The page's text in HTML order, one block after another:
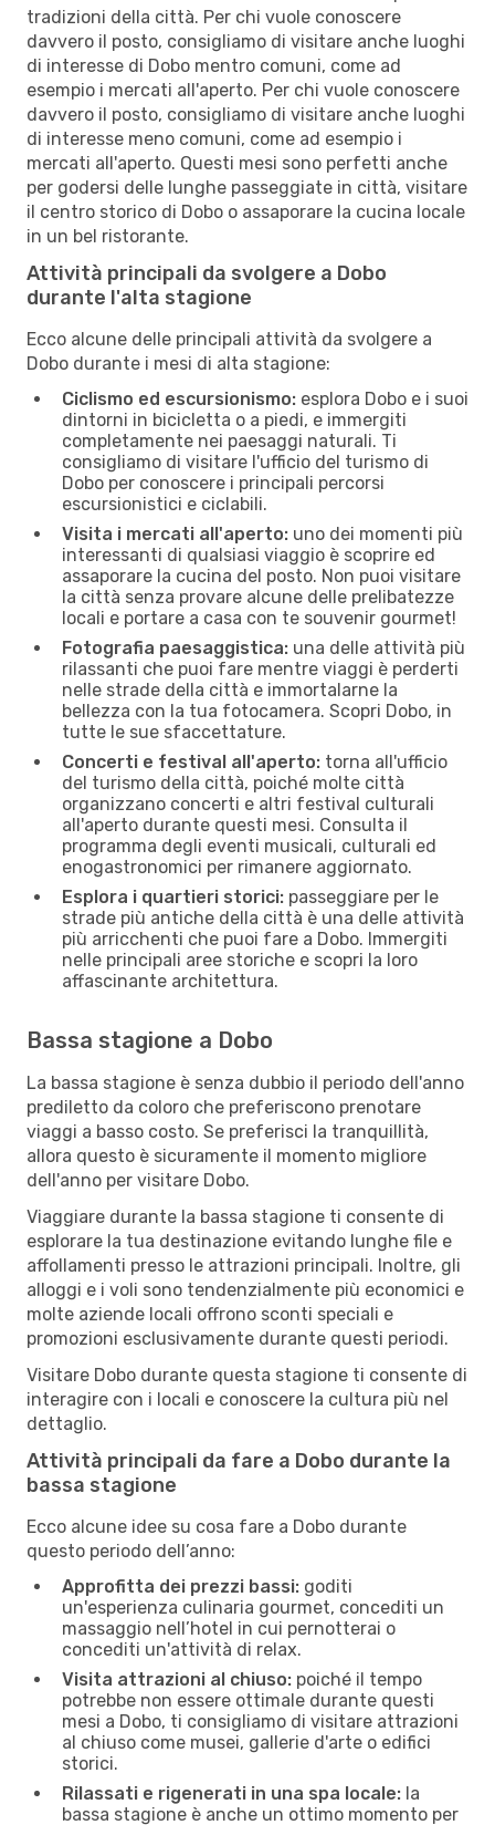
tradizioni della città. Per chi vuole conoscere
davvero il posto, consigliamo di visitare anche luoghi
di interesse di Dobo mentro comuni, come ad
esempio i mercati all'aperto. Per chi vuole conoscere
davvero il posto, consigliamo di visitare anche luoghi
di interesse meno comuni, come ad esempio i
mercati all'aperto. Questi mesi sono perfetti anche
per godersi delle lunghe passeggiate in città, visitare
il centro storico di Dobo o assaporare la cucina locale
in un bel ristorante.
Attività principali da svolgere a Dobo
durante l'alta stagione
Ecco alcune delle principali attività da svolgere a
Dobo durante i mesi di alta stagione:
Ciclismo ed escursionismo: esplora Dobo e i suoi
dintorni in bicicletta o a piedi, e immergiti
completamente nei paesaggi naturali. Ti
consigliamo di visitare l'ufficio del turismo di
Dobo per conoscere i principali percorsi
escursionistici e ciclabili.
Visita i mercati all'aperto: uno dei momenti più
interessanti di qualsiasi viaggio è scoprire ed
assaporare la cucina del posto. Non puoi visitare
la città senza provare alcune delle prelibatezze
locali e portare a casa con te souvenir gourmet!
Fotografia paesaggistica: una delle attività più
rilassanti che puoi fare mentre viaggi è perderti
nelle strade della città e immortalarne la
bellezza con la tua fotocamera. Scopri Dobo, in
tutte le sue sfaccettature.
Concerti e festival all'aperto: torna all'ufficio
del turismo della città, poiché molte città
organizzano concerti e altri festival culturali
all'aperto durante questi mesi. Consulta il
programma degli eventi musicali, culturali ed
enogastronomici per rimanere aggiornato.
Esplora i quartieri storici: passeggiare per le
strade più antiche della città è una delle attività
più arricchenti che puoi fare a Dobo. Immergiti
nelle principali aree storiche e scopri la loro
affascinante architettura.
Bassa stagione a Dobo
La bassa stagione è senza dubbio il periodo dell'anno
prediletto da coloro che preferiscono prenotare
viaggi a basso costo. Se preferisci la tranquillità,
allora questo è sicuramente il momento migliore
dell'anno per visitare Dobo.
Viaggiare durante la bassa stagione ti consente di
esplorare la tua destinazione evitando lunghe file e
affollamenti presso le attrazioni principali. Inoltre, gli
alloggi e i voli sono tendenzialmente più economici e
molte aziende locali offrono sconti speciali e
promozioni esclusivamente durante questi periodi.
Visitare Dobo durante questa stagione ti consente di
interagire con i locali e conoscere la cultura più nel
dettaglio.
Attività principali da fare a Dobo durante la
bassa stagione
Ecco alcune idee su cosa fare a Dobo durante
questo periodo dell’anno:
Approfitta dei prezzi bassi: goditi
un'esperienza culinaria gourmet, concediti un
massaggio nell’hotel in cui pernotterai o
concediti un'attività di relax.
Visita attrazioni al chiuso: poiché il tempo
potrebbe non essere ottimale durante questi
mesi a Dobo, ti consigliamo di visitare attrazioni
al chiuso come musei, gallerie d'arte o edifici
storici.
Rilassati e rigenerati in una spa locale: la
bassa stagione è anche un ottimo momento per